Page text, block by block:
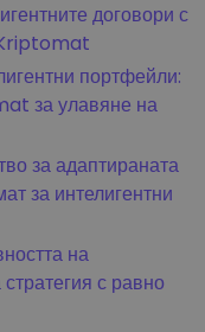
договори с
Kriptomat
портфейли:
за улавяне на
за адаптираната
за интелигентни
на
с равно